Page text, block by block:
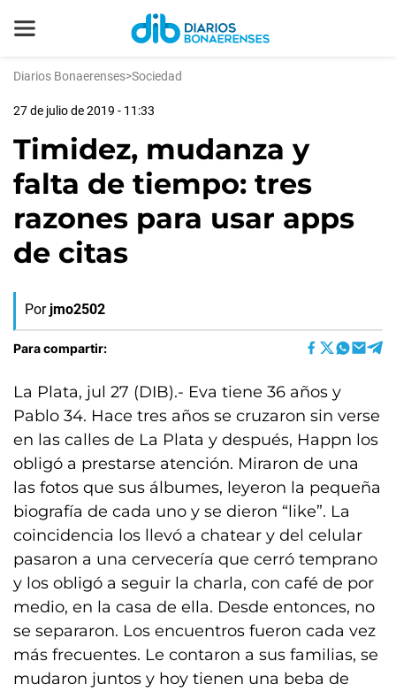
Diarios Bonaerenses>Sociedad
27 de julio de 2019 - 11:33
Timidez, mudanza y
falta de tiempo: tres
razones para usar apps
de citas
Por jmo2502
Para compartir:
La Plata, jul 27 (DIB).- Eva tiene 36 años y
Pablo 34. Hace tres años se cruzaron sin verse
en las calles de La Plata y después, Happn los
obligó a prestarse atención. Miraron de una
las fotos que sus álbumes, leyeron la pequeña
biografía de cada uno y se dieron “like”. La
coincidencia los llevó a chatear y del celular
pasaron a una cervecería que cerró temprano
y los obligó a seguir la charla, con café de por
medio, en la casa de ella. Desde entonces, no
se separaron. Los encuentros fueron cada vez
más frecuentes. Le contaron a sus familias, se
mudaron juntos y hoy tienen una beba de